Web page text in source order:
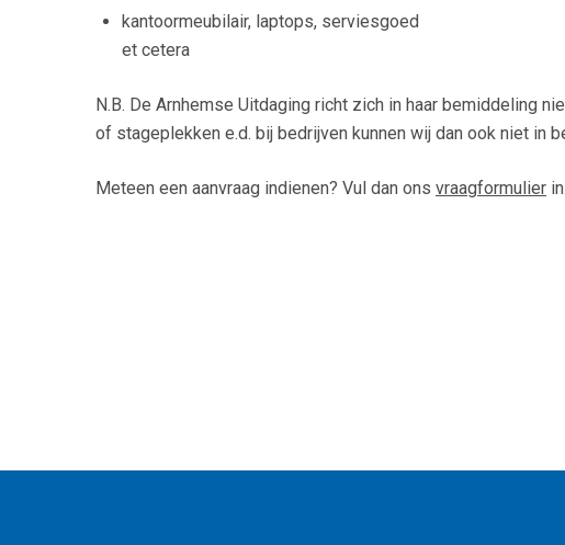
kantoormeubilair, laptops, serviesgoed
et cetera
N.B. De Arnhemse Uitdaging richt zich in haar bemiddeling
of stageplekken e.d. bij bedrijven kunnen wij dan ook niet in
Meteen een aanvraag indienen? Vul dan ons vraagformulier in.